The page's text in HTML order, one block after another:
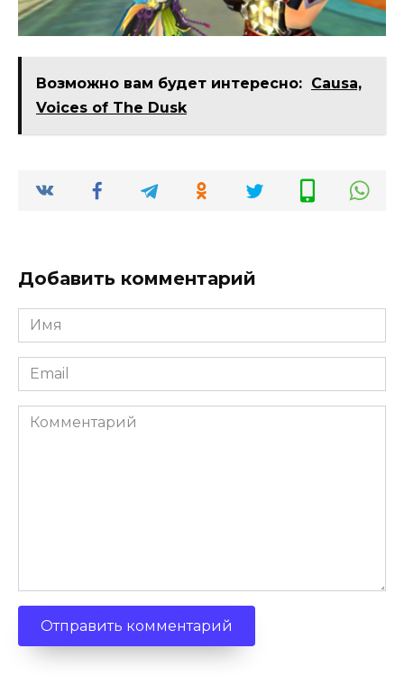
Возможно вам будет интересно: Causa,
Voices of The Dusk
Добавить комментарий
Имя
*
Email
*
Комментарий